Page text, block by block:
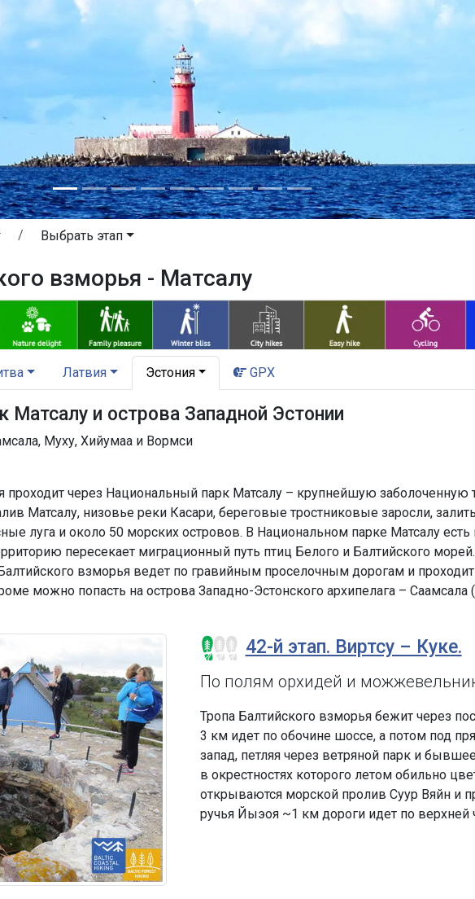
Выбрать этап
взморья - Матсалу
Латвия Эстония GPX
Матсалу и острова Западной Эстонии
Муху, Хийумаа и Вормси
проходит через Национальный парк Матсалу – крупнейшую
Матсалу, низовье реки Касари, береговые тростниковые заросли,
луга и около 50 морских островов. В Национальном парке Матсалу
пересекает миграционный путь птиц Белого и Балтийского
взморья ведет по гравийным проселочным дорогам и
можно попасть на острова Западно-Эстонского архипелага – Саамсала
42-й этап. Виртсу – Куке.
По полям орхидей и
Тропа Балтийского взморья бежит через
3 км идет по обочине шоссе, а потом под
запад, петляя через ветряной парк и
в окрестностях которого летом обильно
открываются морской пролив Суур Вяйн
ручья Йыэоя ~1 км дороги идет по верхней